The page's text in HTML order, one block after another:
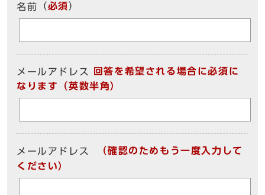
名前 （必須）
メールアドレス
回答を希望される場合に必須に
なります（英数半角）
メールアドレス
（確認のためもう一度入力して
ください）